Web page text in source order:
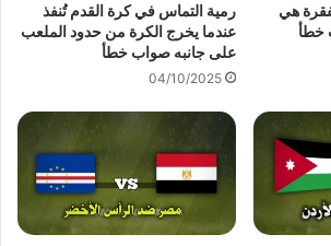
هي
خطأ
رمية التماس في كرة القدم تُنفذ
عندما يخرج الكرة من حدود الملعب
على جانبه صواب خطأ
04/10/2025